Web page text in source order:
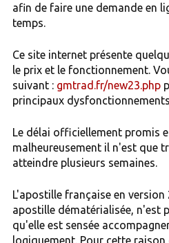
afin de faire une demande en
temps.
Ce site internet présente
le prix et le fonctionnement.
suivant : gmtrad.fr/new23.php
principaux
Le délai officiellement promis
malheureusement il n'est que
atteindre plusieurs semaines.
L'apostille française en
apostille dématérialisée, n'est
qu'elle est sensée
logiquement. Pour cette